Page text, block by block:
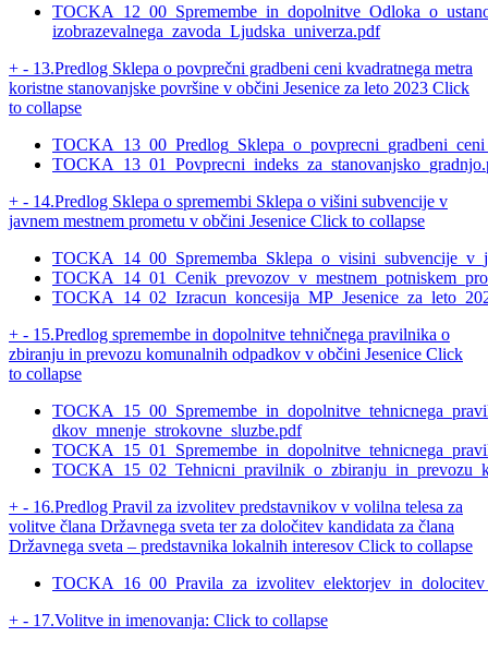
izobrazevalnega_zavoda_Ljudska_univerza.pdf
+ - 13.Predlog Sklepa o povprečni gradbeni ceni kvadratnega metra
koristne stanovanjske površine v občini Jesenice za leto 2023 Click
to collapse
+ - 14.Predlog Sklepa o spremembi Sklepa o višini subvencije v
javnem mestnem prometu v občini Jesenice Click to collapse
+ - 15.Predlog spremembe in dopolnitve tehničnega pravilnika o
zbiranju in prevozu komunalnih odpadkov v občini Jesenice Click
to collapse
dkov_mnenje_strokovne_sluzbe.pdf
+ - 16.Predlog Pravil za izvolitev predstavnikov v volilna telesa za
volitve člana Državnega sveta ter za določitev kandidata za člana
Državnega sveta – predstavnika lokalnih interesov Click to collapse
+ - 17.Volitve in imenovanja: Click to collapse